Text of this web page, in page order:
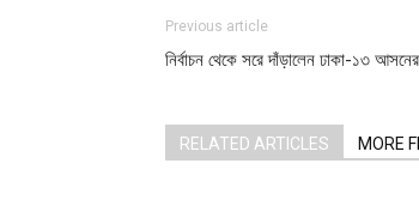
Previous article
নির্বাচন থেকে সরে দাঁড়ালেন ঢাকা-১৩ আসনের
RELATED ARTICLES MORE